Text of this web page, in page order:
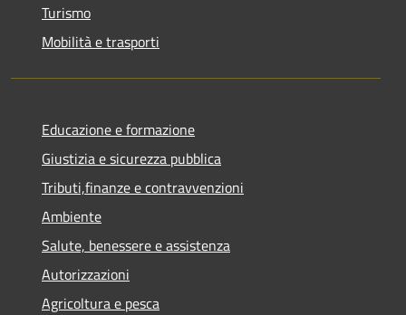
Turismo
Mobilità e trasporti
Educazione e formazione
Giustizia e sicurezza pubblica
Tributi,finanze e contravvenzioni
Ambiente
Salute, benessere e assistenza
Autorizzazioni
Agricoltura e pesca